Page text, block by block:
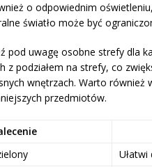
o odpowiednim
światło może być
pod uwagę osobne strefy dla
z podziałem na strefy, co
wnętrzach. Warto również
przedmiotów.